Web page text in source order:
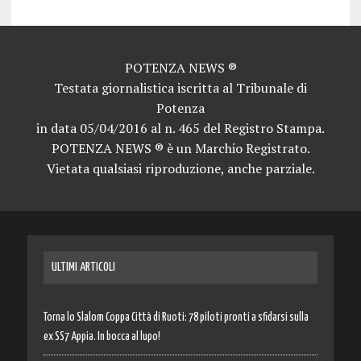
POTENZA NEWS ®
Testata giornalistica iscritta al Tribunale di
Potenza
in data 05/04/2016 al n. 465 del Registro Stampa.
POTENZA NEWS ® è un Marchio Registrato.
Vietata qualsiasi riproduzione, anche parziale.
ULTIMI ARTICOLI
Torna lo Slalom Coppa Città di Ruoti: 78 piloti pronti a sfidarsi sulla
ex SS7 Appia. In bocca al lupo!